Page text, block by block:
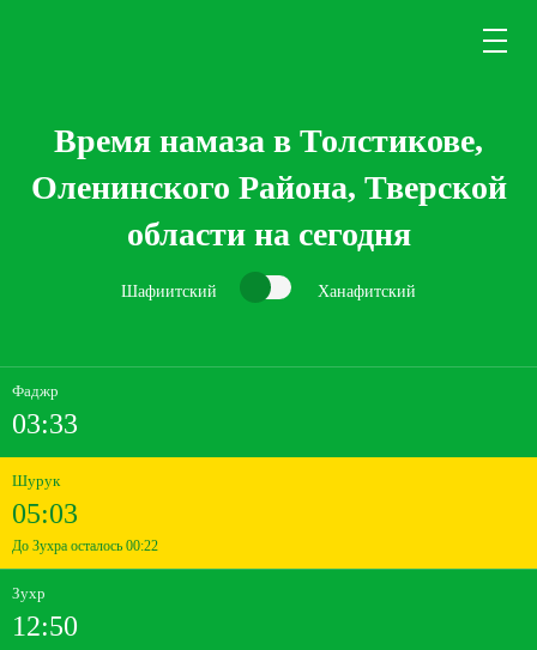
Время намаза в Толстикове,
Оленинского Района, Тверской
области на сегодня
Шафиитский Ханафитский
Фаджр
03:33
Шурук
05:03
До Зухра осталось 00:22
Зухр
12:50